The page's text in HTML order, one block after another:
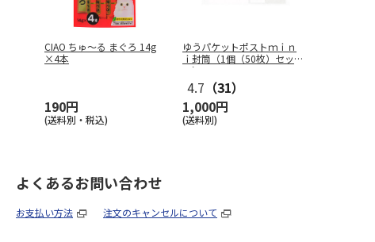
CIAO ちゅ～る まぐろ 14g
×4本
190円
(送料別・税込)
ゆうパケットポストｍｉｎ
ｉ封筒（1個（50枚）セッ
ト）
4.7 （31）
1,000円
(送料別)
よくあるお問い合わせ
お支払い方法 注文のキャンセルについて